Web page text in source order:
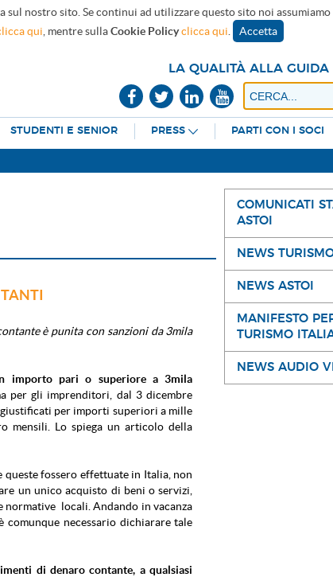
nostro sito. Se continui ad utilizzare questo sito noi assumiamo
qui , mentre sullaCookie Policy clicca qui Accetta
LA QUALITÀ ALLA GUIDA
STUDENTI E SENIOR PRESS PARTI CON I SOCI
è punita con sanzioni da 3mila
importo pari o superiore a 3mila
per gli imprenditori, dal 3 dicembre
per importi superiori a mille
mensili. Lo spiega un articolo della
queste fossero effettuate in Italia, non
un unico acquisto di beni o servizi,
normative locali. Andando in vacanza
necessario dichiarare tale
di denaro contante, a qualsiasi
COMUNICATI
ASTOI
NEWS
NEWS ASTOI
MANIFESTO
TURISMO
NEWS AUDIO